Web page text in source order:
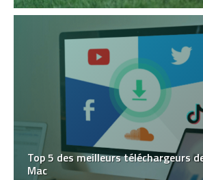
Top 5 des meilleurs téléchargeurs
Mac